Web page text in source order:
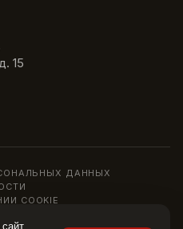
15
ДАННЫХ
COOKIE